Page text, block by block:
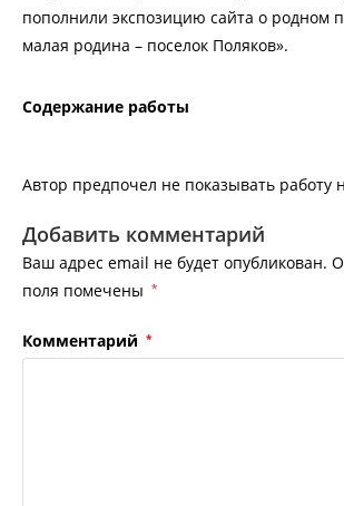
пополнили экспозицию сайта о родном
малая родина – поселок Поляков».
Содержание работы
Автор предпочел не показывать работу
Добавить комментарий
Ваш адрес email не будет опубликован.
поля помечены *
Комментарий *